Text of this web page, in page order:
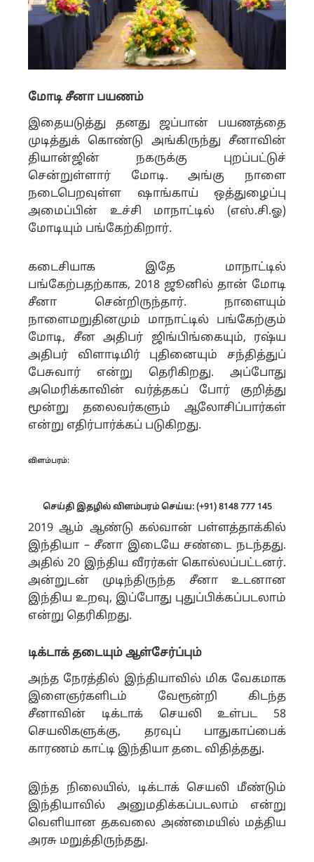
மோடி சீனா பயணம்
இதையடுத்து தனது ஜப்பான் பயணத்தை
முடித்துக் கொண்டு அங்கிருந்து சீனாவின்
தியான்ஜின் நகருக்கு புறப்பட்டுச்
சென்றுள்ளார் மோடி. அங்கு நாளை
நடைபெறவுள்ள ஷாங்காய் ஒத்துழைப்பு
அமைப்பின் உச்சி மாநாட்டில் (எஸ்.சி.ஓ)
மோடியும் பங்கேற்கிறார்.
கடைசியாக இதே மாநாட்டில்
பங்கேற்பதற்காக, 2018 ஜூனில் தான் மோடி
சீனா சென்றிருந்தார். நாளையும்
நாளைமறுதினமும் மாநாட்டில் பங்கேற்கும்
மோடி, சீன அதிபர் ஜிங்பிங்கையும், ரஷ்ய
அதிபர் விளாடிமிர் புதினையும் சந்தித்துப்
பேசுவார் என்று தெரிகிறது. அப்போது
அமெரிக்காவின் வர்த்தகப் போர் குறித்து
மூன்று தலைவர்களும் ஆலோசிப்பார்கள்
என்று எதிர்பார்க்கப் படுகிறது.
விளம்பரம்:
செய்தி இதழில் விளம்பரம் செய்ய: (+91) 8148 777 145
2019 ஆம் ஆண்டு கல்வான் பள்ளத்தாக்கில்
இந்தியா – சீனா இடையே சண்டை நடந்தது.
அதில் 20 இந்திய வீரர்கள் கொல்லப்பட்டனர்.
அன்றுடன் முடிந்திருந்த சீனா உடனான
இந்திய உறவு, இப்போது புதுப்பிக்கப்படலாம்
என்று தெரிகிறது.
டிக்டாக் தடையும் ஆள்சேர்ப்பும்
அந்த நேரத்தில் இந்தியாவில் மிக வேகமாக
இளைஞர்களிடம் வேரூன்றி கிடந்த
சீனாவின் டிக்டாக் செயலி உள்பட 58
செயலிகளுக்கு, தரவுப் பாதுகாப்பைக்
காரணம் காட்டி இந்தியா தடை விதித்தது.
இந்த நிலையில், டிக்டாக் செயலி மீண்டும்
இந்தியாவில் அனுமதிக்கப்படலாம் என்று
வெளியான தகவலை அண்மையில் மத்திய
அரசு மறுத்திருந்தது.